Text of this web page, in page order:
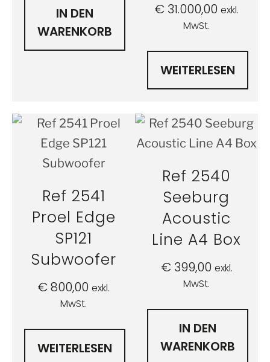
IN DEN
WARENKORB
€ 31.000,00 exkl.
MwSt.
WEITERLESEN
Ref 2541
Proel Edge
SP121
Subwoofer
€800,00 exkl.
MwSt.
WEITERLESEN
Ref 2540
Seeburg
Acoustic
Line A4 Box
€399,00 exkl.
MwSt.
IN DEN
WARENKORB